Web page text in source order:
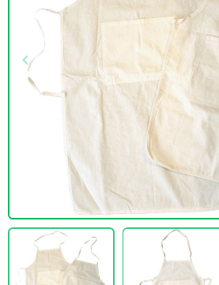
Vorige
keyboard_arrow_left